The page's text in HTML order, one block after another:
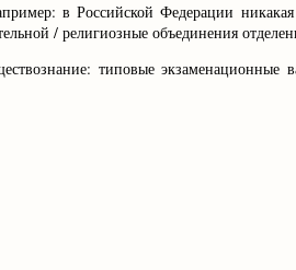
в Российской Федерации никакая
/ религиозные объединения
типовые экзаменационные